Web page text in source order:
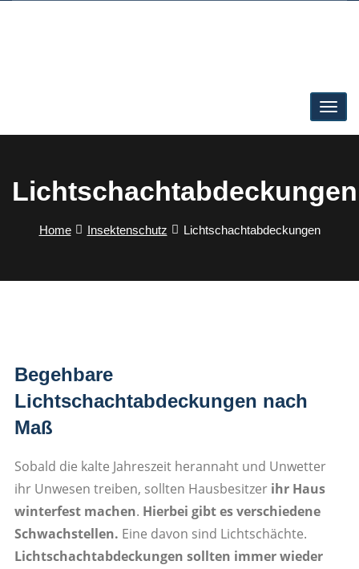
Lichtschachtabdeckungen
Home Insektenschutz Lichtschachtabdeckungen
Begehbare
Lichtschachtabdeckungen nach
Maß
Sobald die kalte Jahreszeit herannaht und Unwetter
ihr Unwesen treiben, sollten Hausbesitzer ihr Haus
winterfest machen. Hierbei gibt es verschiedene
Schwachstellen. Eine davon sind Lichtschächte.
Lichtschachtabdeckungen sollten immer wieder